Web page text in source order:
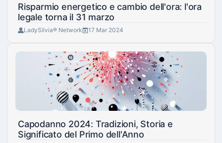
Risparmio energetico e cambio dell'ora: l'ora
legale torna il 31 marzo
LadySilvia® Network 17 Mar 2024
Capodanno 2024: Tradizioni, Storia e
Significato del Primo dell'Anno